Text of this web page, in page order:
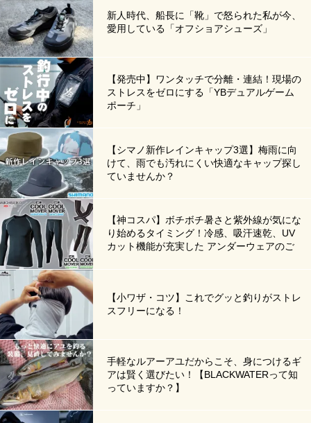
新人時代、船長に「靴」で怒られた私が今、
愛用している「オフショアシューズ」
【発売中】ワンタッチで分離・連結！現場の
ストレスをゼロにする「YBデュアルゲーム
ポーチ」
【シマノ新作レインキャップ3選】梅雨に向
けて、雨でも汚れにくい快適なキャップ探し
ていませんか？
【神コスパ】ボチボチ暑さと紫外線が気にな
り始めるタイミング！冷感、吸汗速乾、UV
カット機能が充実した アンダーウェアのご
【小ワザ・コツ】これでグッと釣りがストレ
スフリーになる！
手軽なルアーアユだからこそ、身につけるギ
アは賢く選びたい！【BLACKWATERって知
っていますか？】